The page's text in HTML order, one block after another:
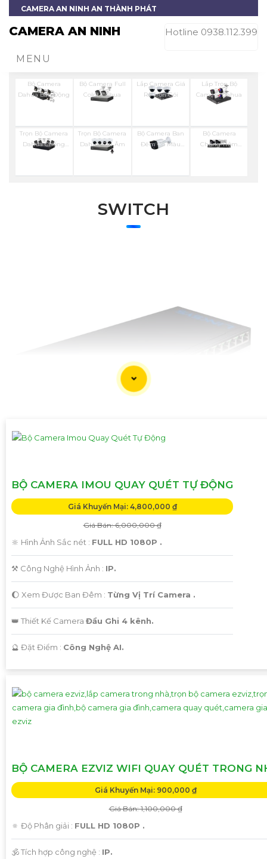
CAMERA AN NINH AN THÀNH PHÁT
CAMERA AN NINH Hotline 0938.112.399
MENU
Bộ Camera
Dahua Báo Động
Bộ Camera Full
Color Dahua
Lắp Camera Giá
Rẻ Trọn Gói
Lắp Trọn Bộ
Camera Dahua
Trọn Bộ Camera
Dahua Chống
Trọn Bộ Camera
Dahua Ghi Âm
Bộ Camera Ban
Đêm Có Màu
Bộ Camera
Chống Trộm
SWITCH
BỘ CAMERA IMOU QUAY QUÉT TỰ ĐỘNG
Giá Khuyến Mại: 4,800,000 ₫
Giá Bán: 6,000,000 ₫
🔆 Hình Ảnh Sắc nét : FULL HD 1080P .
⚒ Công Nghệ Hình Ảnh : IP.
🌔 Xem Được Ban Đêm : Từng Vị Trí Camera .
👑 Thiết Kế Camera Đầu Ghi 4 kênh.
️🔮 Đặt Điểm : Công Nghệ AI.
BỘ CAMERA EZVIZ WIFI QUAY QUÉT TRONG
Giá Khuyến Mại: 900,000 ₫
Giá Bán: 1,100,000 ₫
🔅 Độ Phân giải : FULL HD 1080P .
🕉️ Tích hợp công nghệ : IP.